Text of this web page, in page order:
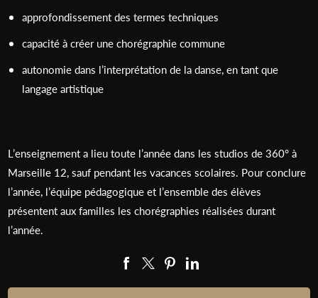
approfondissement des termes techniques
capacité à créer une chorégraphie commune
autonomie dans l’interprétation de la danse, en tant que
langage artistique
L’enseignement a lieu toute l’année dans les studios de 360° à
Marseille 12, sauf pendant les vacances scolaires. Pour conclure
l’année, l’équipe pédagogique et l’ensemble des élèves
présentent aux familles les chorégraphies réalisées durant
l’année.